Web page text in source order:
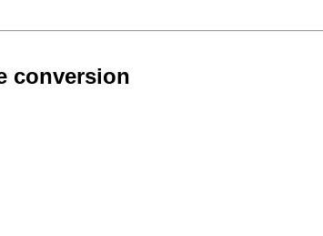
conversion